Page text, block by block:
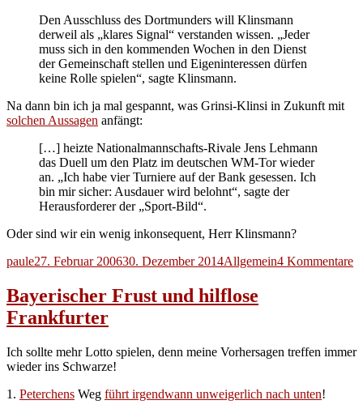
Den Ausschluss des Dortmunders will Klinsmann
derweil als „klares Signal“ verstanden wissen. „Jeder
muss sich in den kommenden Wochen in den Dienst
der Gemeinschaft stellen und Eigeninteressen dürfen
keine Rolle spielen“, sagte Klinsmann.
Na dann bin ich ja mal gespannt, was Grinsi-Klinsi in Zukunft mit
solchen Aussagen anfängt:
[…] heizte Nationalmannschafts-Rivale Jens Lehmann
das Duell um den Platz im deutschen WM-Tor wieder
an. „Ich habe vier Turniere auf der Bank gesessen. Ich
bin mir sicher: Ausdauer wird belohnt“, sagte der
Herausforderer der „Sport-Bild“.
Oder sind wir ein wenig inkonsequent, Herr Klinsmann?
Autor
pauleVeröffentlicht
27. Februar 200630. Dezember 2014Kategorien
Allgemein4 Kommentare
Bayerischer Frust und hilflose
Frankfurter
Ich sollte mehr Lotto spielen, denn meine Vorhersagen treffen immer
wieder ins Schwarze!
1. Peterchens Weg führt irgendwann unweigerlich nach unten!